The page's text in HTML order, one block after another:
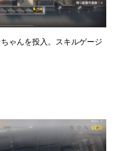
ゃんを投入。スキルゲージ